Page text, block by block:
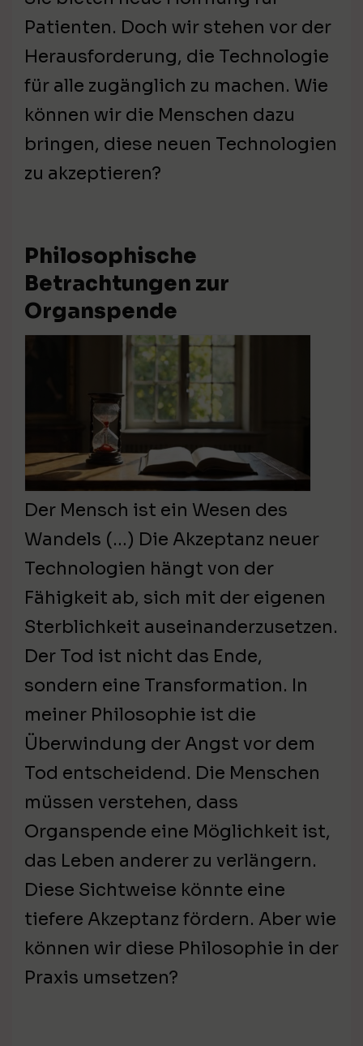
Patienten. Doch wir stehen vor der
Herausforderung, die Technologie
für alle zugänglich zu machen. Wie
können wir die Menschen dazu
bringen, diese neuen Technologien
zu akzeptieren?
Philosophische
Betrachtungen zur
Organspende
Der Mensch ist ein Wesen des
Wandels (…) Die Akzeptanz neuer
Technologien hängt von der
Fähigkeit ab, sich mit der eigenen
Sterblichkeit auseinanderzusetzen.
Der Tod ist nicht das Ende,
sondern eine Transformation. In
meiner Philosophie ist die
Überwindung der Angst vor dem
Tod entscheidend. Die Menschen
müssen verstehen, dass
Organspende eine Möglichkeit ist,
das Leben anderer zu verlängern.
Diese Sichtweise könnte eine
tiefere Akzeptanz fördern. Aber wie
können wir diese Philosophie in der
Praxis umsetzen?